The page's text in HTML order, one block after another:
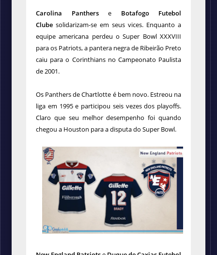
Carolina Pantherse Botafogo Futebol
Clube solidarizam-se em seus vices. Enquanto a
equipe americana perdeu o Super Bowl XXXVIII
para os Patriots, a pantera negra de Ribeirão Preto
caiu para o Corinthians no Campeonato Paulista
de 2001.
Os Panthers de Chartlotte é bem novo. Estreou na
liga em 1995 e participou seis vezes dos playoffs.
Claro que seu melhor desempenho foi quando
chegou a Houston para a disputa do Super Bowl.